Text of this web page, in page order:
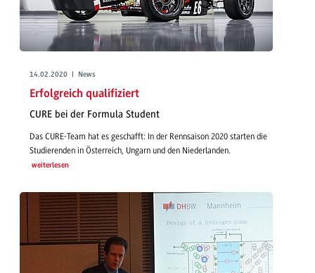
14.02.2020 | News
Erfolgreich qualifiziert
CURE bei der Formula Student
Das CURE-Team hat es geschafft: In der Rennsaison 2020 starten die
Studierenden in Österreich, Ungarn und den Niederlanden.
weiterlesen